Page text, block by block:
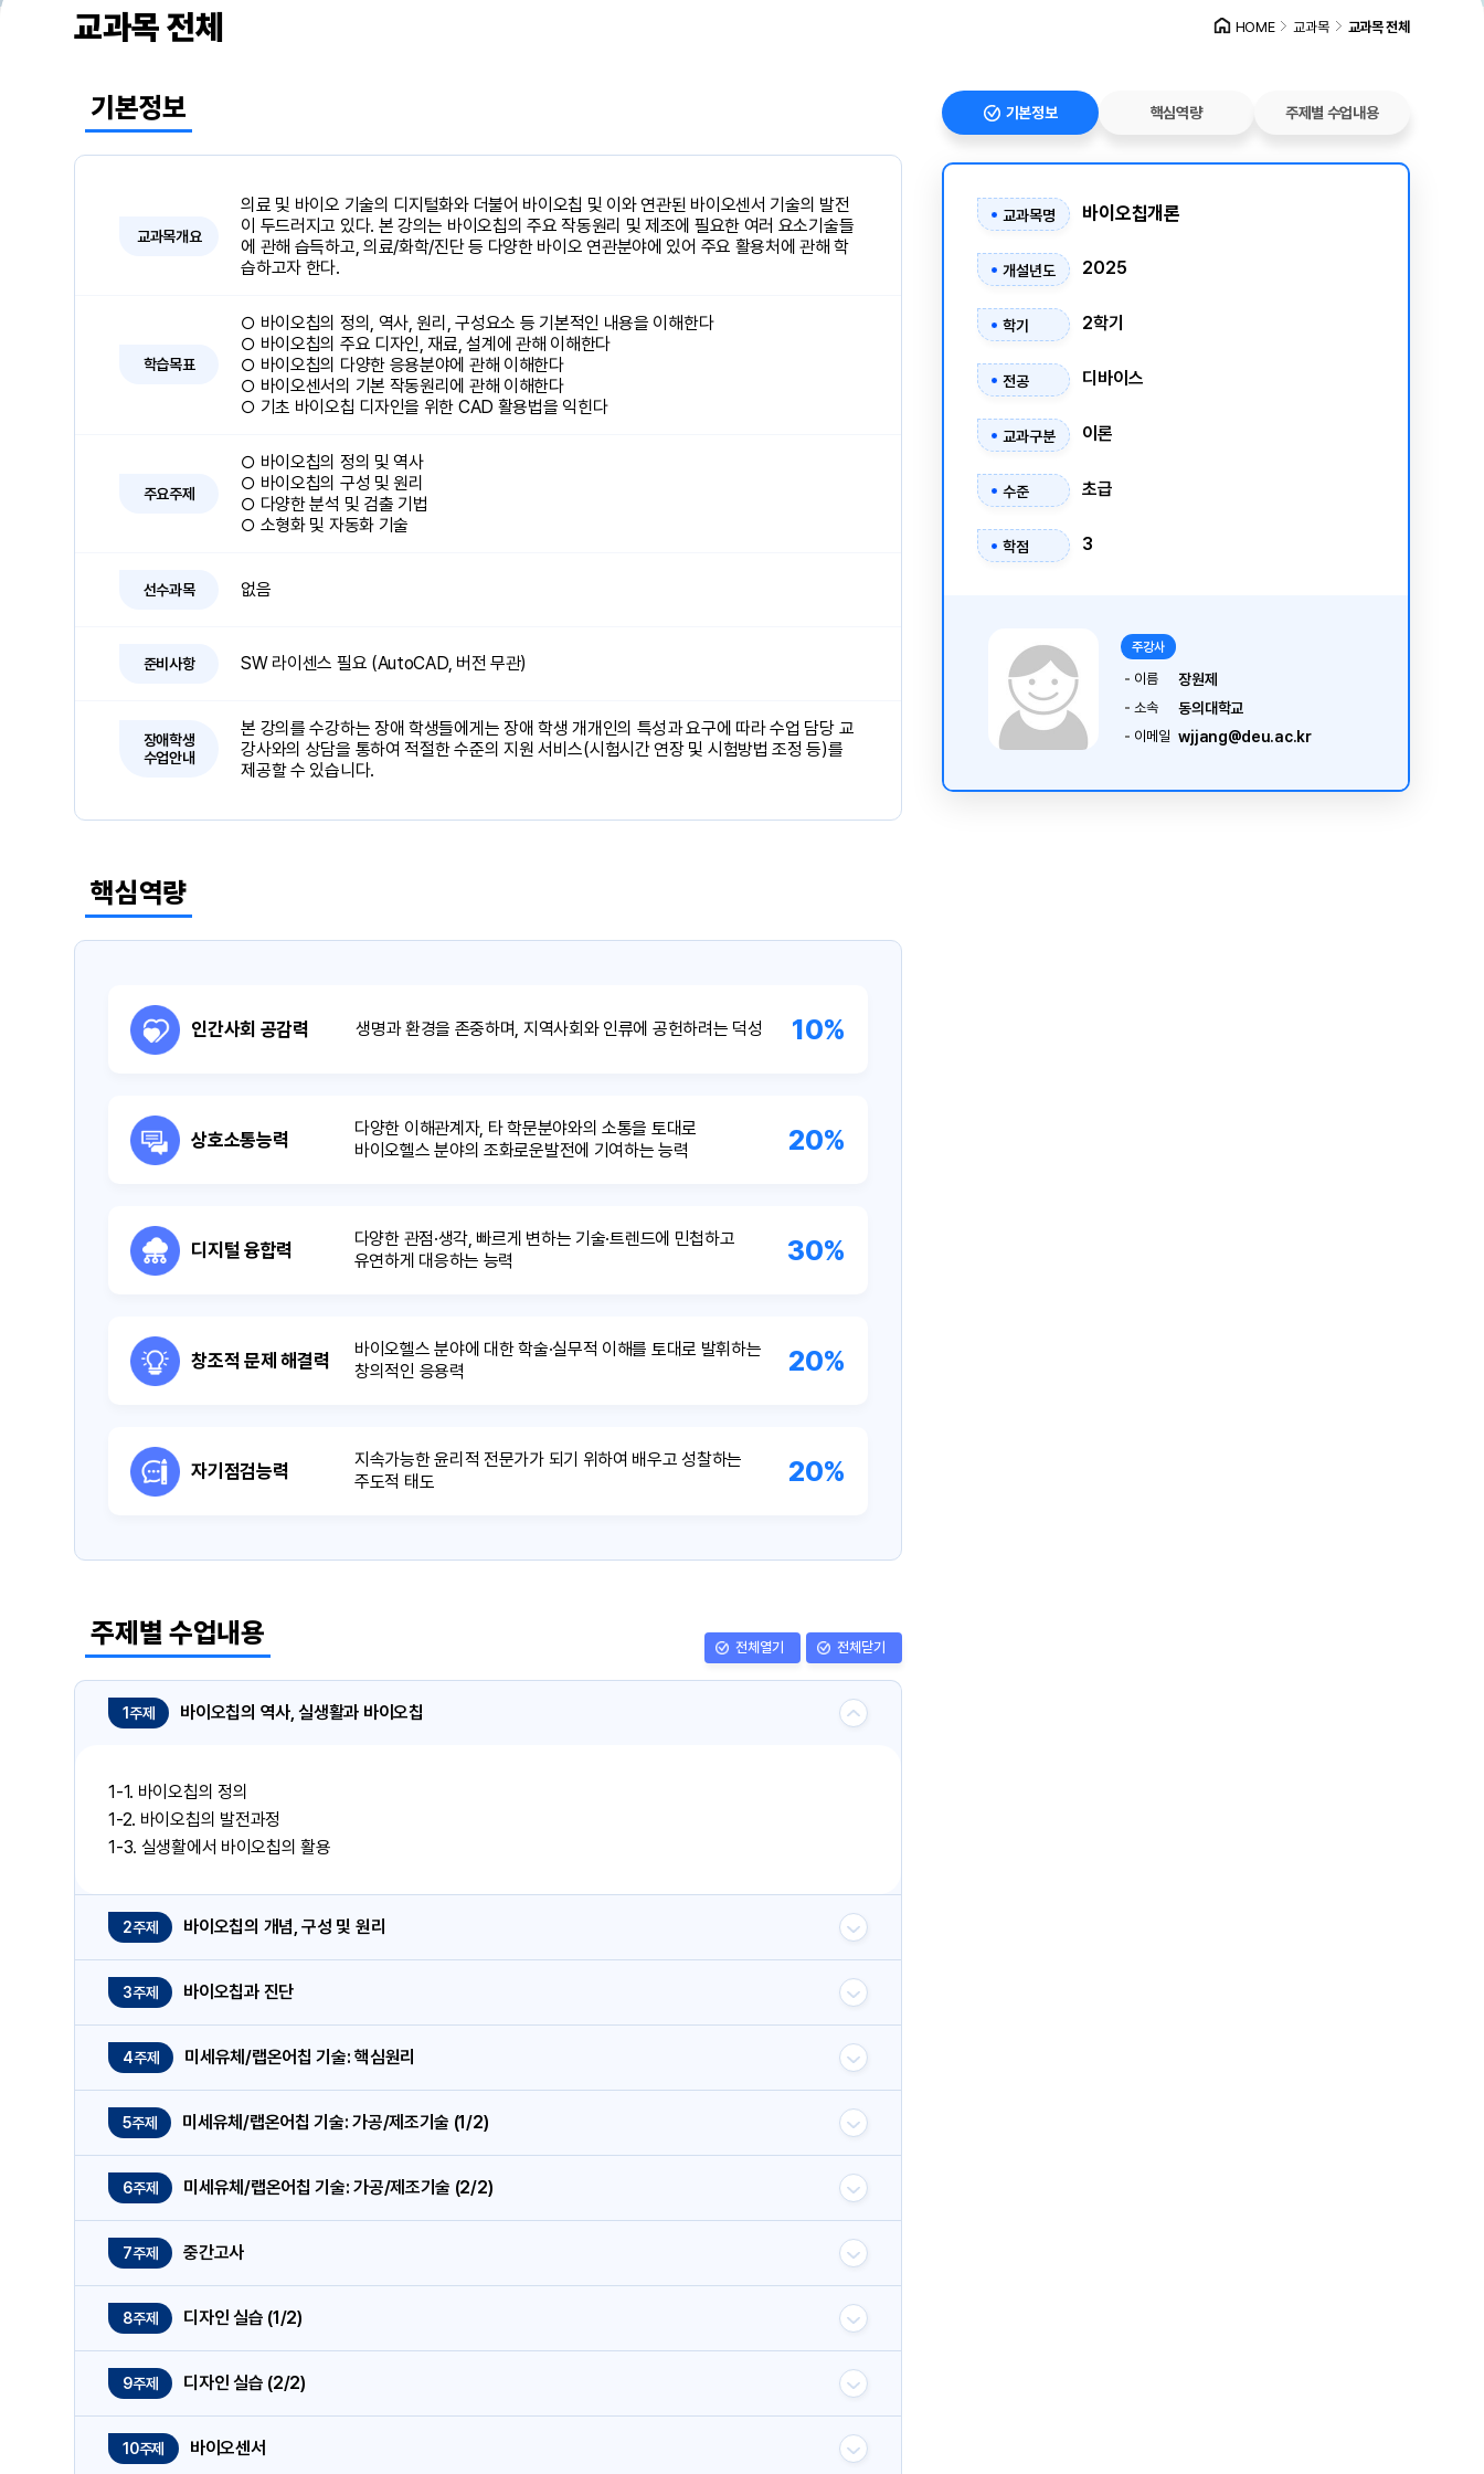
교과목 전체 HOME 교과목 교과목 전체
기본정보
교과목개요
의료 및 바이오 기술의 디지털화와 더불어 바이오칩 및 이와 연관된 바이오센서 기술의 발전
이 두드러지고 있다. 본 강의는 바이오칩의 주요 작동원리 및 제조에 필요한 여러 요소기술들
에 관해 습득하고, 의료/화학/진단 등 다양한 바이오 연관분야에 있어 주요 활용처에 관해 학
습하고자 한다.
학습목표
○ 바이오칩의 정의, 역사, 원리, 구성요소 등 기본적인 내용을 이해한다
○ 바이오칩의 주요 디자인, 재료, 설계에 관해 이해한다
○ 바이오칩의 다양한 응용분야에 관해 이해한다
○ 바이오센서의 기본 작동원리에 관해 이해한다
○ 기초 바이오칩 디자인을 위한 CAD 활용법을 익힌다
주요주제
○ 바이오칩의 정의 및 역사
○ 바이오칩의 구성 및 원리
○ 다양한 분석 및 검출 기법
○ 소형화 및 자동화 기술
선수과목 없음
준비사항 SW 라이센스 필요 (AutoCAD, 버전 무관)
장애학생
수업안내
본 강의를 수강하는 장애 학생들에게는 장애 학생 개개인의 특성과 요구에 따라 수업 담당 교
강사와의 상담을 통하여 적절한 수준의 지원 서비스(시험시간 연장 및 시험방법 조정 등)를
제공할 수 있습니다.
핵심역량
인간사회 공감력 생명과 환경을 존중하며, 지역사회와 인류에 공헌하려는 덕성 10%
상호소통능력
다양한 이해관계자, 타 학문분야와의 소통을 토대로
바이오헬스 분야의 조화로운발전에 기여하는 능력
20%
디지털 융합력
다양한 관점·생각, 빠르게 변하는 기술·트렌드에 민첩하고
유연하게 대응하는 능력
30%
창조적 문제 해결력
바이오헬스 분야에 대한 학술·실무적 이해를 토대로 발휘하는
창의적인 응용력
20%
자기점검능력
지속가능한 윤리적 전문가가 되기 위하여 배우고 성찰하는
주도적 태도
20%
주제별 수업내용 전체열기 전체닫기
1주제 바이오칩의 역사, 실생활과 바이오칩
1-1. 바이오칩의 정의
1-2. 바이오칩의 발전과정
1-3. 실생활에서 바이오칩의 활용
2주제 바이오칩의 개념, 구성 및 원리
3주제 바이오칩과 진단
4주제 미세유체/랩온어칩 기술: 핵심원리
5주제 미세유체/랩온어칩 기술: 가공/제조기술 (1/2)
6주제 미세유체/랩온어칩 기술: 가공/제조기술 (2/2)
7주제 중간고사
8주제 디자인 실습 (1/2)
9주제 디자인 실습 (2/2)
10주제 바이오센서
기본정보 핵심역량 주제별 수업내용
교과목명 바이오칩개론
개설년도 2025
학기 2학기
전공 디바이스
교과구분 이론
수준 초급
학점 3
주강사
이름 장원제
소속 동의대학교
이메일 wjjang@deu.ac.kr